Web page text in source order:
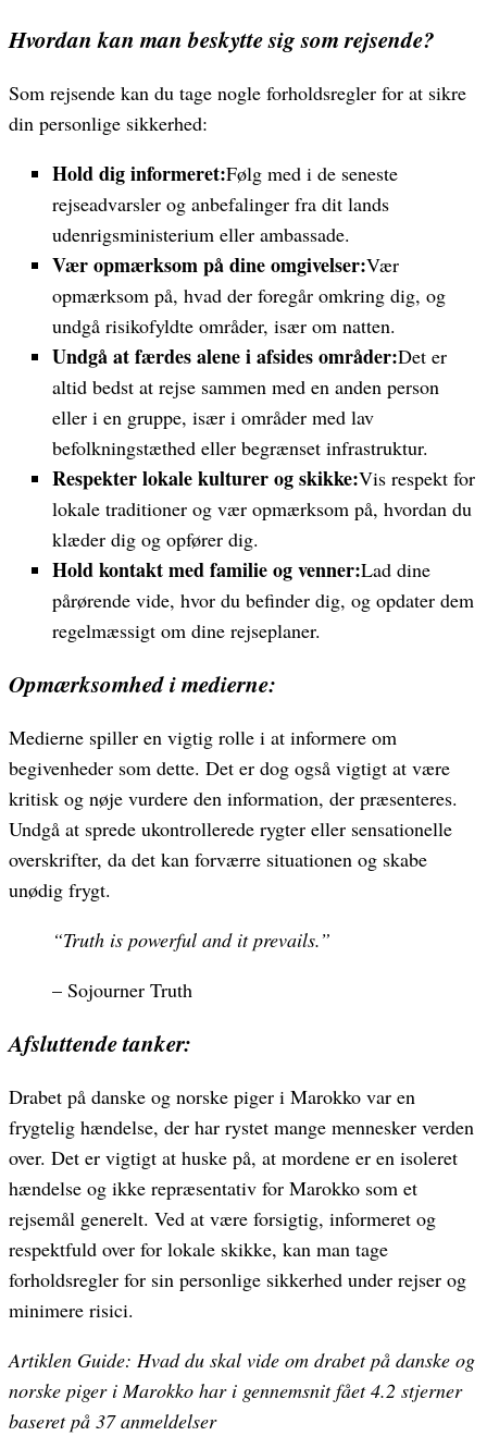
Hvordan kan man beskytte sig som rejsende?
Som rejsende kan du tage nogle forholdsregler for at sikre
din personlige sikkerhed:
Hold dig informeret:Følg med i de seneste
rejseadvarsler og anbefalinger fra dit lands
udenrigsministerium eller ambassade.
Vær opmærksom på dine omgivelser:Vær
opmærksom på, hvad der foregår omkring dig, og
undgå risikofyldte områder, især om natten.
Undgå at færdes alene i afsides områder:Det er
altid bedst at rejse sammen med en anden person
eller i en gruppe, især i områder med lav
befolkningstæthed eller begrænset infrastruktur.
Respekter lokale kulturer og skikke:Vis respekt for
lokale traditioner og vær opmærksom på, hvordan du
klæder dig og opfører dig.
Hold kontakt med familie og venner:Lad dine
pårørende vide, hvor du befinder dig, og opdater dem
regelmæssigt om dine rejseplaner.
Opmærksomhed i medierne:
Medierne spiller en vigtig rolle i at informere om
begivenheder som dette. Det er dog også vigtigt at være
kritisk og nøje vurdere den information, der præsenteres.
Undgå at sprede ukontrollerede rygter eller sensationelle
overskrifter, da det kan forværre situationen og skabe
unødig frygt.
“Truth is powerful and it prevails.”
– Sojourner Truth
Afsluttende tanker:
Drabet på danske og norske piger i Marokko var en
frygtelig hændelse, der har rystet mange mennesker verden
over. Det er vigtigt at huske på, at mordene er en isoleret
hændelse og ikke repræsentativ for Marokko som et
rejsemål generelt. Ved at være forsigtig, informeret og
respektfuld over for lokale skikke, kan man tage
forholdsregler for sin personlige sikkerhed under rejser og
minimere risici.
Artiklen Guide: Hvad du skal vide om drabet på danske og
norske piger i Marokko har i gennemsnit fået4.2 stjerner
baseret på 37anmeldelser